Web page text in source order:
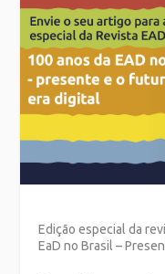
Edição especial da
EaD no Brasil –